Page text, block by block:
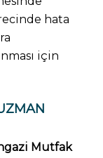
hata
için
Mutfak